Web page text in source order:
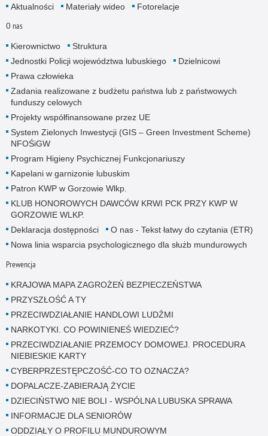
Aktualności Materiały wideo Fotorelacje
O nas
Kierownictwo
Struktura
Jednostki Policji województwa lubuskiego
Dzielnicowi
Prawa człowieka
Zadania realizowane z budżetu państwa lub z państwowych
funduszy celowych
Projekty współfinansowane przez UE
System Zielonych Inwestycji (GIS – Green Investment Scheme)
NFOŚiGW
Program Higieny Psychicznej Funkcjonariuszy
Kapelani w garnizonie lubuskim
Patron KWP w Gorzowie Wlkp.
KLUB HONOROWYCH DAWCÓW KRWI PCK PRZY KWP W
GORZOWIE WLKP.
Deklaracja dostępności
O nas - Tekst łatwy do czytania (ETR)
Nowa linia wsparcia psychologicznego dla służb mundurowych
Prewencja
KRAJOWA MAPA ZAGROŻEŃ BEZPIECZEŃSTWA
PRZYSZŁOŚĆ A TY
PRZECIWDZIAŁANIE HANDLOWI LUDŹMI
NARKOTYKI. CO POWINIENEŚ WIEDZIEĆ?
PRZECIWDZIAŁANIE PRZEMOCY DOMOWEJ. PROCEDURA
NIEBIESKIE KARTY
CYBERPRZESTĘPCZOŚĆ-CO TO OZNACZA?
DOPALACZE-ZABIERAJĄ ŻYCIE
DZIECIŃSTWO NIE BOLI - WSPÓLNA LUBUSKA SPRAWA
INFORMACJE DLA SENIORÓW
ODDZIAŁY O PROFILU MUNDUROWYM